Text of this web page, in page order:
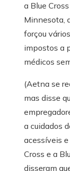
a Blue
Minnesota,
forçou
impostos a
médicos
(Aetna se
mas disse
a cuidados
acessíveis
Cross e a
disseram